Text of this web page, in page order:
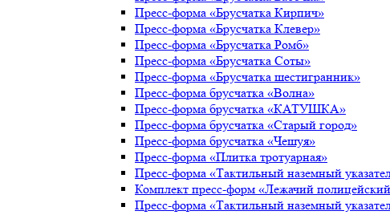
Пресс-форма «Брусчатка Кирпич»
Пресс-форма «Брусчатка Клевер»
Пресс-форма «Брусчатка Ромб»
Пресс-форма «Брусчатка Соты»
Пресс-форма «Брусчатка шестигранник»
Пресс-форма брусчатка «Волна»
Пресс-форма брусчатка «КАТУШКА»
Пресс-форма брусчатка «Старый город»
Пресс-форма брусчатка «Чешуя»
Пресс-форма «Плитка тротуарная»
Пресс-форма «Тактильный наземный
Комплект пресс-форм «Лежачий
Пресс-форма «Тактильный наземный